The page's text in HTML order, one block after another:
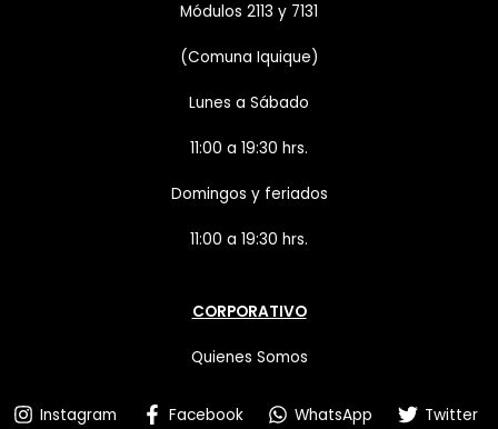
Módulos 2113 y 7131
(Comuna Iquique)
Lunes a Sábado
11:00 a 19:30 hrs.
Domingos y feriados
11:00 a 19:30 hrs.
CORPORATIVO
Quienes Somos
Instagram Facebook WhatsApp Twitter